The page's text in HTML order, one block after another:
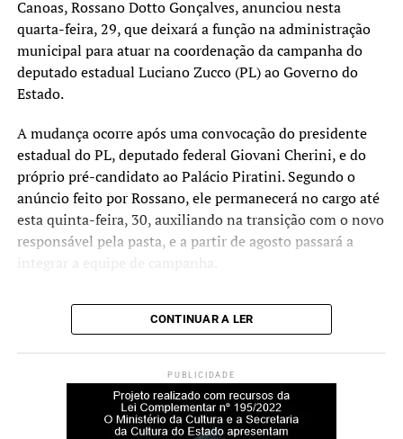
Canoas, Rossano Dotto Gonçalves, anunciou nesta
quarta-feira, 29, que deixará a função na administração
municipal para atuar na coordenação da campanha do
deputado estadual Luciano Zucco (PL) ao Governo do
Estado.
A mudança ocorre após uma convocação do presidente
estadual do PL, deputado federal Giovani Cherini, e do
próprio pré-candidato ao Palácio Piratini. Segundo o
anúncio feito por Rossano, ele permanecerá no cargo até
esta quinta-feira, 30, auxiliando na transição com o novo
responsável pela pasta, e a partir de agosto passará a
integrar a equipe de campanha.
Natural de São Gabriel, Rossano Dotto Gonçalves possui
trajetória na gestão pública municipal. Ele foi prefeito do
associações regionais. Recentemente, coordenou as
campanhas eleitorais que resultaram nas vitórias para as
prefeituras de São Gabriel e Canoas.
CONTINUAR A LER
PUBLICIDADE